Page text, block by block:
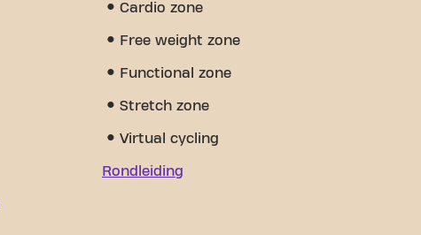
Cardio zone
Free weight zone
Functional zone
Stretch zone
Virtual cycling
Rondleiding